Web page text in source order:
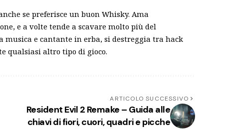
se preferisce un buon Whisky. Ama
e a volte tende a scavare molto più del
e cantante in erba, si destreggia tra hack
qualsiasi altro tipo di gioco.
ARTICOLO SUCCESSIVO
Resident Evil 2 Remake – Guida alle
chiavi di fiori, cuori, quadri e picche